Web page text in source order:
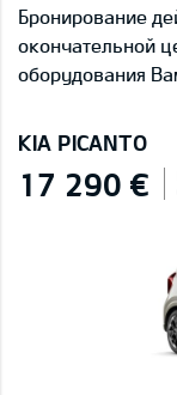
Бронирование
окончательной
оборудования
KIA PICANTO
17 290 €